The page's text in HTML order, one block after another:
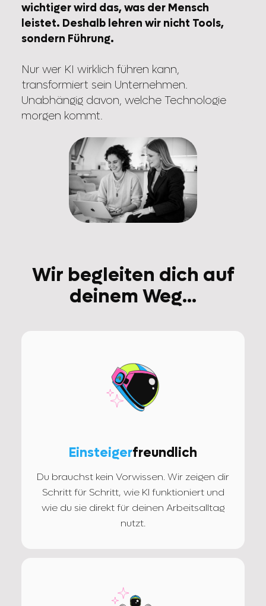
wichtiger wird das, was der Mensch
leistet. Deshalb lehren wir nicht Tools,
sondern Führung.
Nur wer KI wirklich führen kann,
transformiert sein Unternehmen.
Unabhängig davon, welche Technologie
morgen kommt.
Wir begleiten dich auf
deinem Weg...
Einsteigerfreundlich
Du brauchst kein Vorwissen. Wir zeigen dir
Schritt für Schritt, wie KI funktioniert und
wie du sie direkt für deinen Arbeitsalltag
nutzt.